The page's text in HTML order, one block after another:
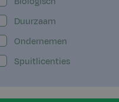
Duurzaam
Ondernemen
Spuitlicenties